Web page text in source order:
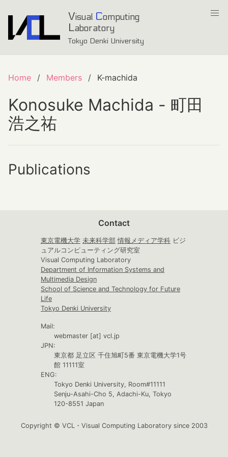
Visual Computing
Laboratory
Tokyo Denki University
Home Members K-machida
Konosuke Machida - 町田
浩之祐
Publications
Contact
東京電機大学 未来科学部 情報メディア学科 ビジ
ュアルコンピューティング研究室
Visual Computing Laboratory
Department of Information Systems and
Multimedia Design
School of Science and Technology for Future
Life
Tokyo Denki University
Mail:
webmaster [at] vcl.jp
JPN:
東京都 足立区 千住旭町5番 東京電機大学1号
館 11111室
ENG:
Tokyo Denki University, Room#11111
Senju-Asahi-Cho 5, Adachi-Ku, Tokyo
120-8551 Japan
Copyright © VCL・Visual Computing Laboratory since 2003